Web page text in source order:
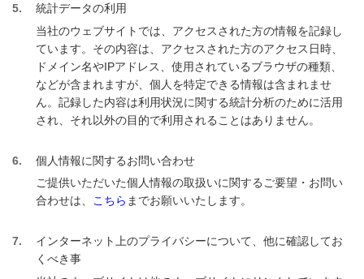
5
統計データの利用
当社のウェブサイトでは、アクセスされた方の情報を記録し
ています。その内容は、アクセスされた方のアクセス日時、
ドメイン名やIPアドレス、使用されているブラウザの種類、
などが含まれますが、個人を特定できる情報は含まれませ
ん。記録した内容は利用状況に関する統計分析のために活用
され、それ以外の目的で利用されることはありません。
6
個人情報に関するお問い合わせ
ご提供いただいた個人情報の取扱いに関するご要望・お問い
合わせは、
こちら までお願いいたします。
7
インターネット上のプライバシーについて、他に確認してお
くべき事